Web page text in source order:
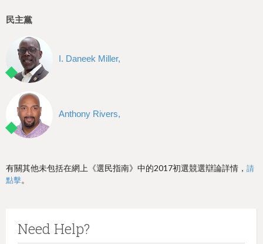
民主黨
I. Daneek Miller,
Anthony Rivers,
有關其他未包括在網上《選民指南》中的2017初選競選辯論詳情， 請
點擊。
Need Help?